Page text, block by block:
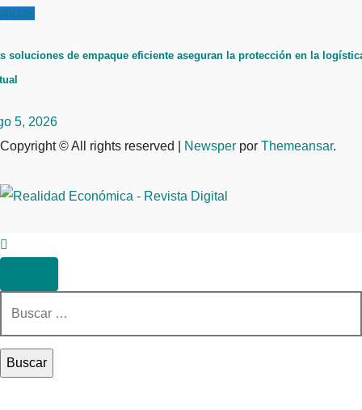
soluciones de empaque eficiente aseguran la protección en la
5, 2026
Copyright © All rights reserved
Newsper por Themeansar.